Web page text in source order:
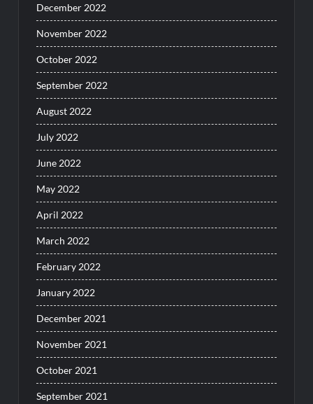
December 2022
November 2022
October 2022
September 2022
August 2022
July 2022
June 2022
May 2022
April 2022
March 2022
February 2022
January 2022
December 2021
November 2021
October 2021
September 2021